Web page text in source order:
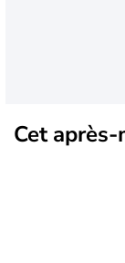
Cet après-